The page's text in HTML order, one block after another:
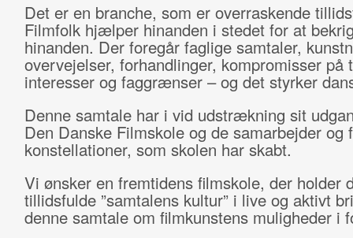
Det er en branche, som er overraskende
Filmfolk hjælper hinanden i stedet for at
hinanden. Der foregår faglige samtaler,
overvejelser, forhandlinger, kompromisser
interesser og faggrænser – og det styrker
Denne samtale har i vid udstrækning sit
Den Danske Filmskole og de samarbejder og
konstellationer, som skolen har skabt.
Vi ønsker en fremtidens filmskole, der holder
tillidsfulde ”samtalens kultur” i live og aktivt
denne samtale om filmkunstens muligheder i